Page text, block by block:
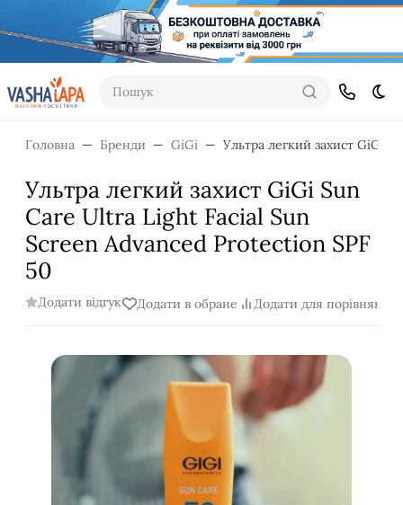
Пошук
Головна Бренди GiGi Ультра легкий захист GiGi
Ультра легкий захист GiGi Sun
Care Ultra Light Facial Sun
Screen Advanced Protection SPF
50
Додати відгук Додати в обране Додати для порівняння